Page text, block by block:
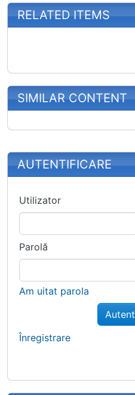
RELATED ITEMS
SIMILAR CONTENT
More content
AUTENTIFICARE
Utilizator
Parolă
Am uitat parola
Înregistrare